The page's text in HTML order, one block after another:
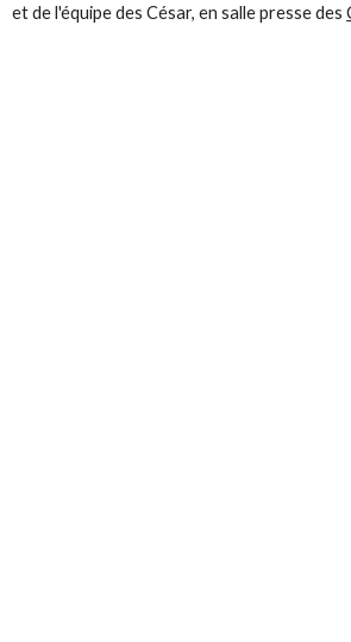
et de l'équipe des César, en salle presse des